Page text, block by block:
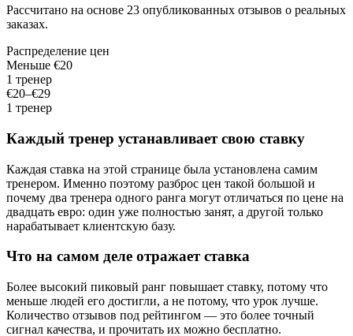
Рассчитано на основе 23 опубликованных отзывов о реальных
заказах.
Распределение цен
Меньше €20
1 тренер
€20–€29
1 тренер
Каждый тренер устанавливает свою ставку
Каждая ставка на этой странице была установлена самим
тренером. Именно поэтому разброс цен такой большой и
почему два тренера одного ранга могут отличаться по цене на
двадцать евро: один уже полностью занят, а другой только
нарабатывает клиентскую базу.
Что на самом деле отражает ставка
Более высокий пиковый ранг повышает ставку, потому что
меньше людей его достигли, а не потому, что урок лучше.
Количество отзывов под рейтингом — это более точный
сигнал качества, и прочитать их можно бесплатно.